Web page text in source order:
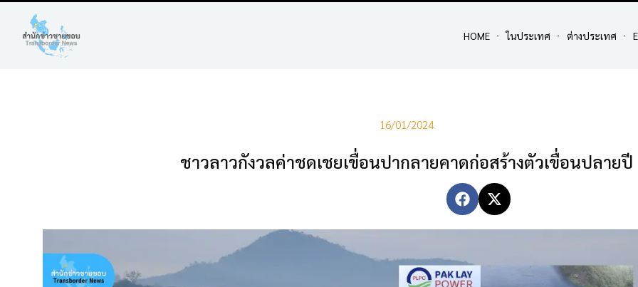
HOME ในประเทศ ต่างประเทศ
16/01/2024
ชาวลาวกังวลค่าชดเชยเขื่อนปากลายคาดก่อสร้างตัวเขื่อนปลายปี